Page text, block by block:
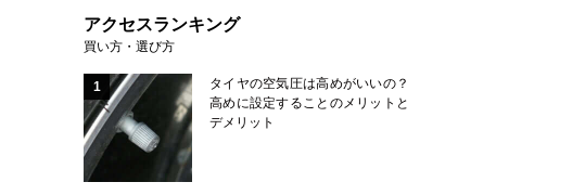
アクセスランキング
買い方・選び方
1
タイヤの空気圧は高めがいいの？
高めに設定することのメリットと
デメリット